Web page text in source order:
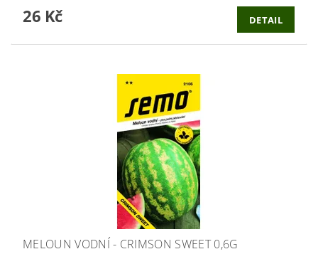
26 Kč DETAIL
MELOUN VODNÍ - CRIMSON SWEET 0,6G